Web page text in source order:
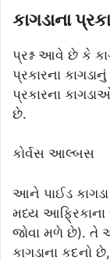
કાગડાના
પ્રશ્ન આવે છે કે
પ્રકારના
પ્રકારના
છે.
કોર્વસ આલ્બસ
આને પાઈડ
મધ્ય આફ્રિકાના
જોવા મળે છે). તે
કાગડાના કદનો